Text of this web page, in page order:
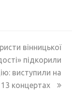
вінницької
підкорили
виступили на
13 концертах